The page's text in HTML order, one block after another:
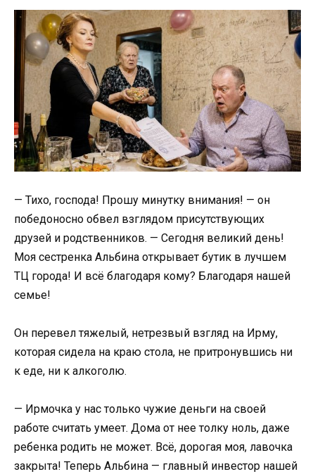
— Тихо, господа! Прошу минутку внимания! — он
победоносно обвел взглядом присутствующих
друзей и родственников. — Сегодня великий день!
Моя сестренка Альбина открывает бутик в лучшем
ТЦ города! И всё благодаря кому? Благодаря нашей
семье!
Он перевел тяжелый, нетрезвый взгляд на Ирму,
которая сидела на краю стола, не притронувшись ни
к еде, ни к алкоголю.
— Ирмочка у нас только чужие деньги на своей
работе считать умеет. Дома от нее толку ноль, даже
ребенка родить не может. Всё, дорогая моя, лавочка
закрыта! Теперь Альбина — главный инвестор нашей